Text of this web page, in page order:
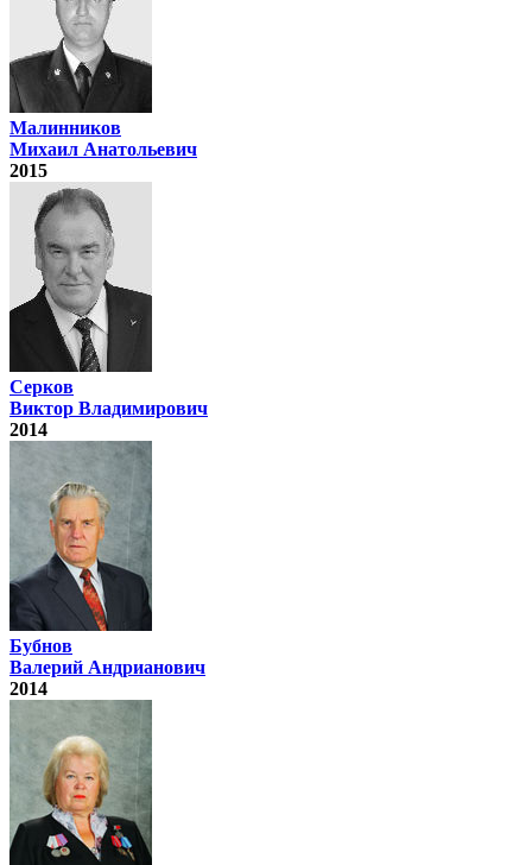
Малинников
Михаил Анатольевич
2015
Серков
Виктор Владимирович
2014
Бубнов
Валерий Андрианович
2014